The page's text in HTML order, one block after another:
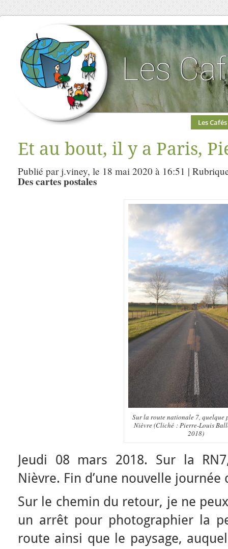
Les Cafés
Et au bout, il y a Paris,
Publié par j.viney, le 18 mai 2020 à 16:51 |
Des cartes postales
Sur la route nationale 7, quelque
Nièvre (Cliché : Pierre-Louis
2018)
Jeudi 08 mars 2018. Sur la
Nièvre. Fin d’une nouvelle journée
Sur le chemin du retour, je ne
un arrêt pour photographier la
route ainsi que le paysage,